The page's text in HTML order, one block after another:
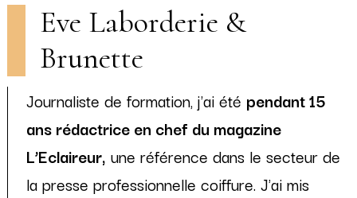
Eve Laborderie &
Brunette
Journaliste de formation, j'ai été pendant 15
ans rédactrice en chef du magazine
L’Eclaireur, une référence dans le secteur de
la presse professionnelle coiffure. J'ai mis